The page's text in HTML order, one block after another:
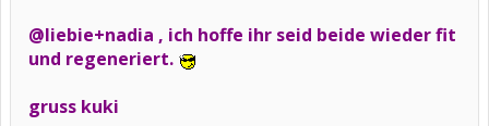
@liebie+nadia , ich hoffe ihr seid beide wieder fit
und regeneriert.
gruss kuki